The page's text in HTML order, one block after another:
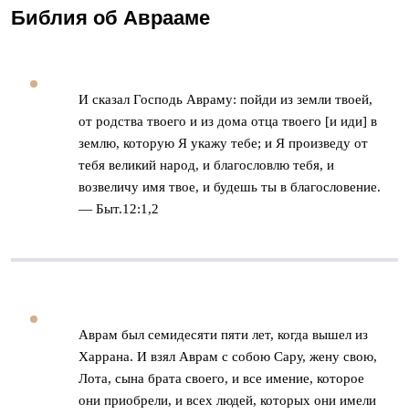
Библия об Аврааме
И сказал Господь Авраму: пойди из земли твоей,
от родства твоего и из дома отца твоего [и иди] в
землю, которую Я укажу тебе; и Я произведу от
тебя великий народ, и благословлю тебя, и
возвеличу имя твое, и будешь ты в благословение.
— Быт.12:1,2
Аврам был семидесяти пяти лет, когда вышел из
Харрана. И взял Аврам с собою Сару, жену свою,
Лота, сына брата своего, и все имение, которое
они приобрели, и всех людей, которых они имели